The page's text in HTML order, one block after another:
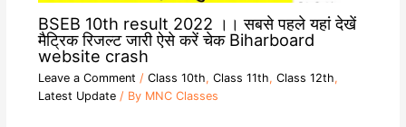
BSEB 10th result 2022 ।। सबसे पहले यहां देखें
मैट्रिक रिजल्ट जारी ऐसे करें चेक Biharboard
website crash
Leave a Comment / Class 10th, Class 11th, Class 12th,
Latest Update/ By MNC Classes